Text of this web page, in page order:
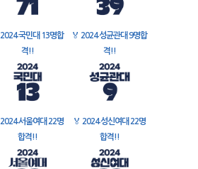
2024 국민대 13명합
격!!
🏅 2024 성균관대 9명합
격!!
2024 서울여대 22명
합격!!
🏅 2024 성신여대 22명
합격!!